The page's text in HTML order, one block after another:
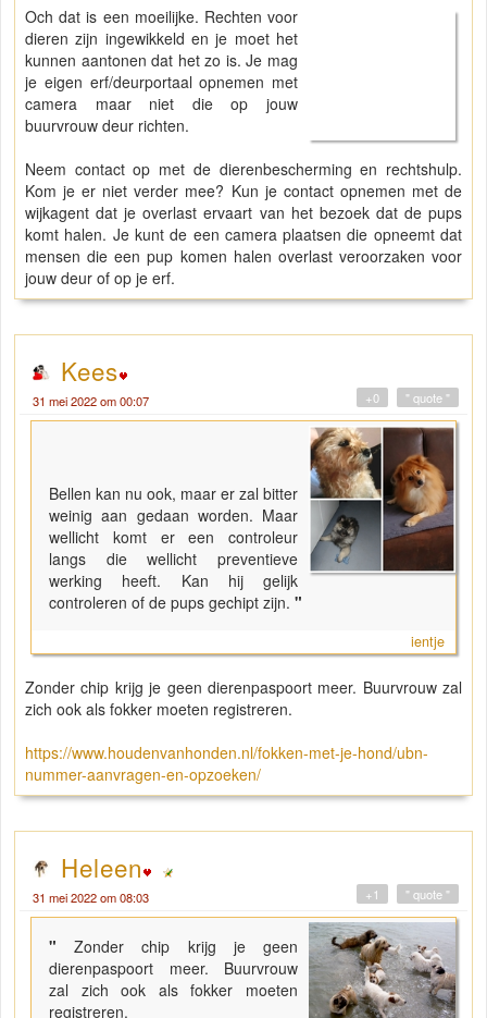
Och dat is een moeilijke. Rechten voor
dieren zijn ingewikkeld en je moet het
kunnen aantonen dat het zo is. Je mag
je eigen erf/deurportaal opnemen met
camera maar niet die op jouw
buurvrouw deur richten.
Neem contact op met de dierenbescherming en rechtshulp.
Kom je er niet verder mee? Kun je contact opnemen met de
wijkagent dat je overlast ervaart van het bezoek dat de pups
komt halen. Je kunt de een camera plaatsen die opneemt dat
mensen die een pup komen halen overlast veroorzaken voor
jouw deur of op je erf.
Kees
31 mei 2022 om 00:07 " quote "
+0
Bellen kan nu ook, maar er zal bitter
weinig aan gedaan worden. Maar
wellicht komt er een controleur
langs die wellicht preventieve
werking heeft. Kan hij gelijk
controleren of de pups gechipt zijn. "
ientje
Zonder chip krijg je geen dierenpaspoort meer. Buurvrouw zal
zich ook als fokker moeten registreren.
https://www.houdenvanhonden.nl/fokken-met-je-hond/ubn-
nummer-aanvragen-en-opzoeken/
Heleen
31 mei 2022 om 08:03 " quote "
+1
"Zonder chip krijg je geen
dierenpaspoort meer. Buurvrouw
zal zich ook als fokker moeten
registreren.